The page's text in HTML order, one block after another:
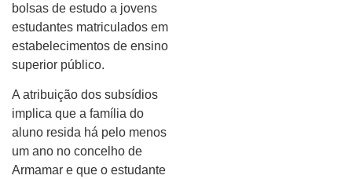
bolsas de estudo a jovens
estudantes matriculados em
estabelecimentos de ensino
superior público.
A atribuição dos subsídios
implica que a família do
aluno resida há pelo menos
um ano no concelho de
Armamar e que o estudante